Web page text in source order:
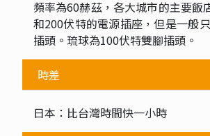
頻率為60赫茲，各大城市的主要飯
和200伏特的電源插座，但是一般
插頭。琉球為100伏特雙腳插頭。
時差
日本：比台灣時間快一小時